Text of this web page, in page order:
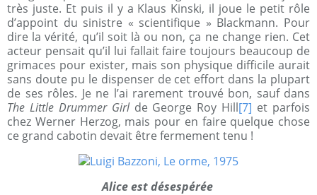
très juste. Et puis il y a Klaus Kinski, il joue le petit rôle
d’appoint du sinistre « scientifique » Blackmann. Pour
dire la vérité, qu’il soit là ou non, ça ne change rien. Cet
acteur pensait qu’il lui fallait faire toujours beaucoup de
grimaces pour exister, mais son physique difficile aurait
sans doute pu le dispenser de cet effort dans la plupart
de ses rôles. Je ne l’ai rarement trouvé bon, sauf dans
The Little Drummer Girl de George Roy Hill[7] et parfois
chez Werner Herzog, mais pour en faire quelque chose
ce grand cabotin devait être fermement tenu !
Alice est désespérée